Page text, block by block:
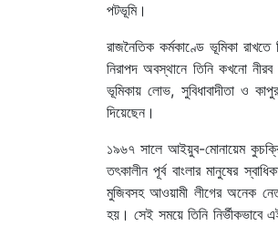
পটভূমি।
রাজনৈতিক কর্মকাণ্ডে ভূমিকা
নিরাপদ অবস্থানে তিনি কখনো
ভূমিকায় লোভ, সুবিধাবাদীতা ও
দিয়েছেন।
১৯৬৭ সালে আইয়ুব-মোনায়েম
তৎকালীন পূর্ব বাংলার মানুষের
মুজিবসহ আওয়ামী লীগের অনেক
হয়। সেই সময়ে তিনি নির্ভীকভাবে